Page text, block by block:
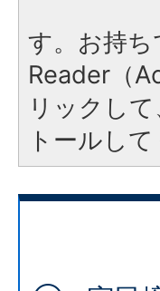
す。お持
Reader（
リックし
トールして